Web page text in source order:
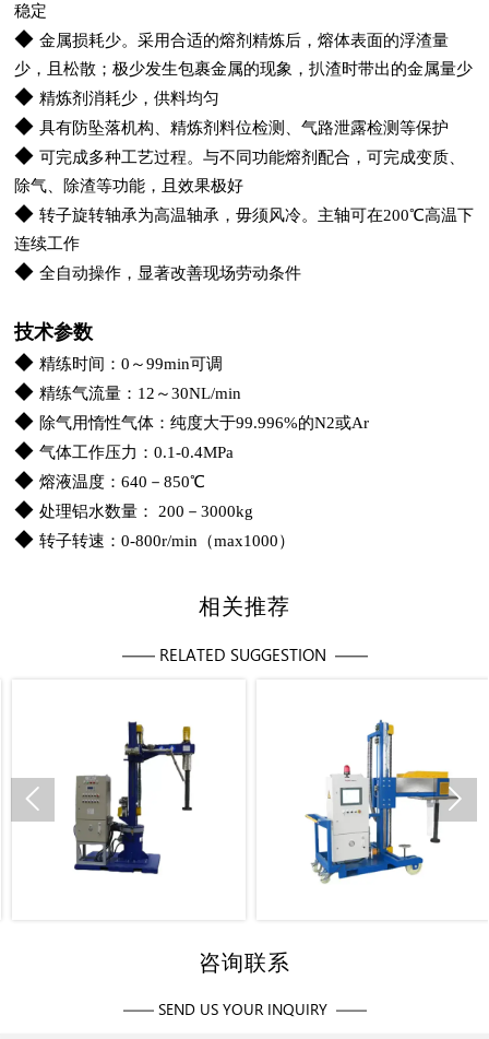
稳定
◆金属损耗少。采用合适的熔剂精炼后，熔体表面的浮渣量
少，且松散；极少发生包裹金属的现象，扒渣时带出的金属量少
◆精炼剂消耗少，供料均匀
◆具有防坠落机构、精炼剂料位检测、气路泄露检测等保护
◆可完成多种工艺过程。与不同功能熔剂配合，可完成变质、
除气、除渣等功能，且效果极好
◆转子旋转轴承为高温轴承，毋须风冷。主轴可在200℃高温下
连续工作
◆全自动操作，显著改善现场劳动条件
技术参数
◆精练时间：0～99min可调
◆精练气流量：12～30NL/min
◆除气用惰性气体：纯度大于99.996%的N2或Ar
◆气体工作压力：0.1-0.4MPa
◆熔液温度：640－850℃
◆处理铝水数量： 200－3000kg
◆转子转速：0-800r/min（max1000）
相关推荐
—— RELATED SUGGESTION ——
 
咨询联系
—— SEND US YOUR INQUIRY ——